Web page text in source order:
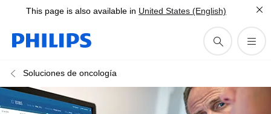
This page is also available in United States (English)
Soluciones de oncología